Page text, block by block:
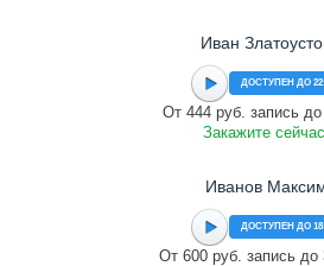
Иван
ДОСТУПЕН ДО
От 444 руб. запись
Закажите
Иванов
ДОСТУПЕН ДО
От 600 руб. запись до